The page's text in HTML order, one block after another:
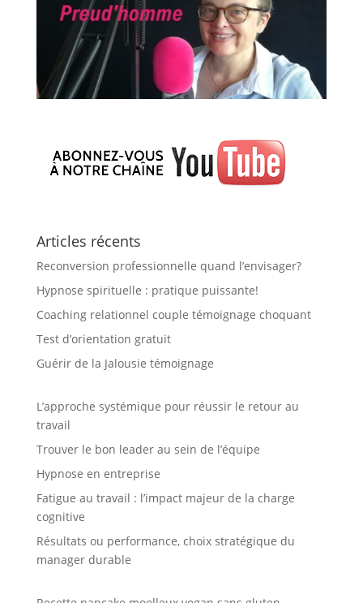
Articles récents
Reconversion professionnelle quand l’envisager?
Hypnose spirituelle : pratique puissante!
Coaching relationnel couple témoignage choquant
Test d’orientation gratuit
Guérir de la Jalousie témoignage
L’approche systémique pour réussir le retour au
travail
Trouver le bon leader au sein de l’équipe
Hypnose en entreprise
Fatigue au travail : l’impact majeur de la charge
cognitive
Résultats ou performance, choix stratégique du
manager durable